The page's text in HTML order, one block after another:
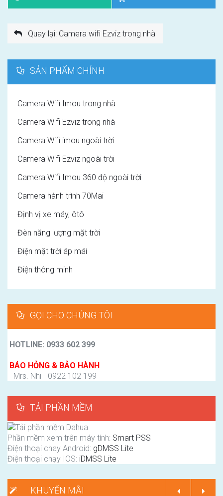
Quay lại: Camera wifi Ezviz trong nhà
SẢN PHẨM CHÍNH
Camera Wifi Imou trong nhà
Camera Wifi Ezviz trong nhà
Camera Wifi imou ngoài trời
Camera Wifi Ezviz ngoài trời
Camera Wifi Imou 360 độ ngoài trời
Camera hành trình 70Mai
Định vị xe máy, ôtô
Đèn năng lượng mặt trời
Điện mặt trời áp mái
Điện thông minh
GỌI CHO CHÚNG TÔI
HOTLINE: 0933 602 399
BÁO HỎNG & BẢO HÀNH
Mrs. Nhi - 0922 102 199
TẢI PHẦN MỀM
Phần mềm xem trên máy tính: Smart PSS
Điện thoại chay Android: gDMSS Lite
Điện thoại chạy IOS: iDMSS Lite
KHUYẾN MÃI